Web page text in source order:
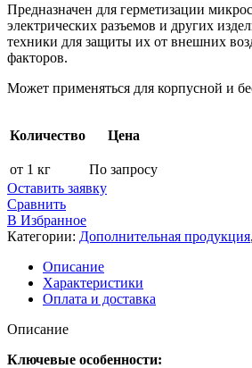
Предназначен для герметизации
электрических разъемов и других
техники для защиты их от внешних
факторов.
Может применяться для корпусной и
Количество Цена
от 1 кг
По запросу
Оставить заявку
Сравнить
В Избранное
Категории: Дополнительная продукция,
Описание
Характеристики
Оплата и доставка
Описание
Ключевые особенности: